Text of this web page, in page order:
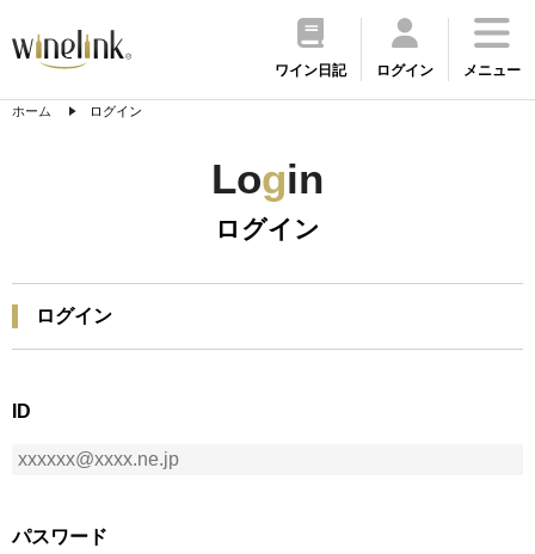
ワイン日記 ログイン メニュー
ホーム ログイン
Login
ログイン
ログイン
ID
パスワード